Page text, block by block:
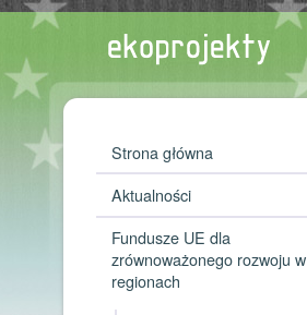
Strona główna
Aktualności
Fundusze UE dla
zrównoważonego rozwoju w
regionach